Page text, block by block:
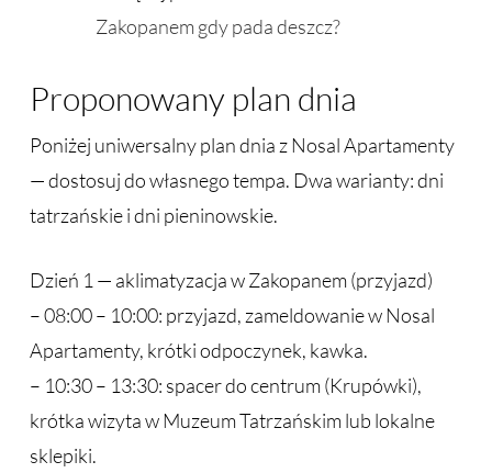
Zakopanem gdy pada deszcz?
Proponowany plan dnia
Poniżej uniwersalny plan dnia z Nosal Apartamenty
— dostosuj do własnego tempa. Dwa warianty: dni
tatrzańskie i dni pieninowskie.
Dzień 1 — aklimatyzacja w Zakopanem (przyjazd)
– 08:00 – 10:00: przyjazd, zameldowanie w Nosal
Apartamenty, krótki odpoczynek, kawka.
– 10:30 – 13:30: spacer do centrum (Krupówki),
krótka wizyta w Muzeum Tatrzańskim lub lokalne
sklepiki.